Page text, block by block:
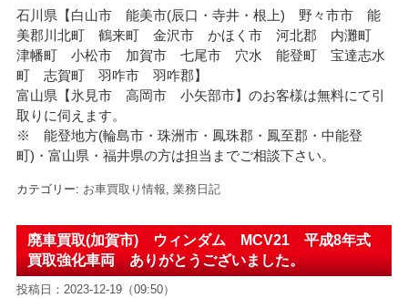
石川県【白山市 能美市(辰口・寺井・根上) 野々市市 能
美郡川北町 鶴来町 金沢市 かほく市 河北郡 内灘町
津幡町 小松市 加賀市 七尾市 穴水 能登町 宝達志水
町 志賀町 羽咋市 羽咋郡】
富山県【氷見市 高岡市 小矢部市】のお客様は無料にて引
取りに伺えます。
※ 能登地方(輪島市・珠洲市・ 鳳珠郡・鳳至郡・中能登
町)・富山県・福井県の方は担当までご相談下さい。
カテゴリー: お車買取り情報 業務日記
廃車買取(加賀市) ウィンダム MCV21 平成8年式
買取強化車両 ありがとうございました。
投稿日：2023-12-19（09:50）